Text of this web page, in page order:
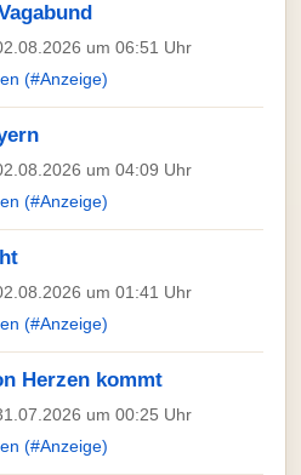
um 06:51 Uhr
(#Anzeige)
um 04:09 Uhr
(#Anzeige)
um 01:41 Uhr
(#Anzeige)
Herzen kommt
um 00:25 Uhr
(#Anzeige)